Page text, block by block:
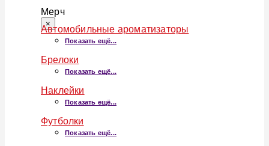
Мерч
×
Автомобильные ароматизаторы
Показать ещё...
Брелоки
Показать ещё...
Наклейки
Показать ещё...
Футболки
Показать ещё...